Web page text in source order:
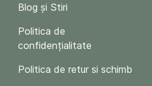
Blog și Stiri
Politica de
confidențialitate
Politica de retur si schimb